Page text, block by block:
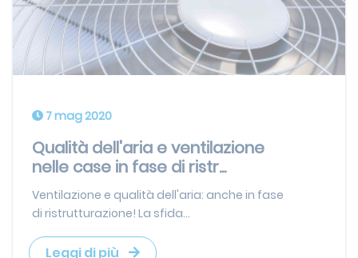
7 mag 2020
Qualità dell'aria e ventilazione
nelle case in fase di ristr...
Ventilazione e qualità dell'aria: anche in fase
di ristrutturazione! La sfida...
Leggi di più